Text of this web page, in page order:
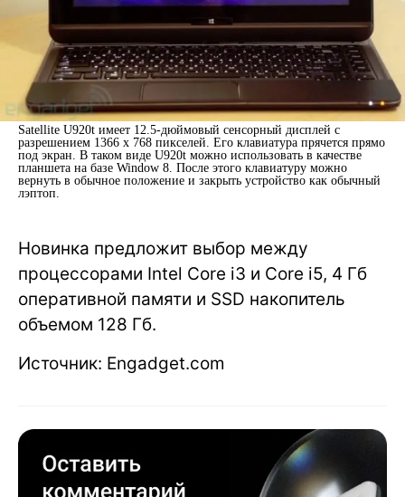
Satellite U920t имеет 12.5-дюймовый сенсорный дисплей с
разрешением 1366 x 768 пикселей. Его клавиатура прячется прямо
под экран. В таком виде U920t можно использовать в качестве
планшета на базе Window 8. После этого клавиатуру можно
вернуть в обычное положение и закрыть устройство как обычный
лэптоп.
Новинка предложит выбор между
процессорами Intel Core i3 и Core i5, 4 Гб
оперативной памяти и SSD накопитель
объемом 128 Гб.
Источник: Engadget.com